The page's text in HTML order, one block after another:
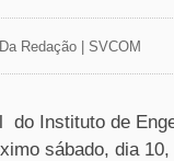
Redação | SVCOM
do Instituto de
sábado, dia